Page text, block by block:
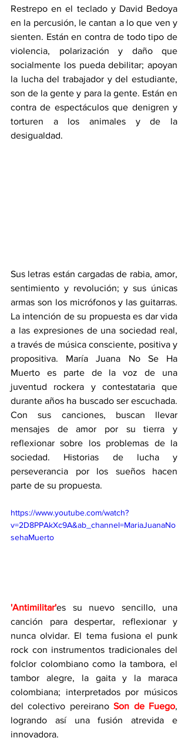
Restrepo en el teclado y David Bedoya
en la percusión, le cantan a lo que ven y
sienten. Están en contra de todo tipo de
violencia, polarización y daño que
socialmente los pueda debilitar; apoyan
la lucha del trabajador y del estudiante,
son de la gente y para la gente. Están en
contra de espectáculos que denigren y
torturen a los animales y de la
desigualdad.
Sus letras están cargadas de rabia, amor,
sentimiento y revolución; y sus únicas
armas son los micrófonos y las guitarras.
La intención de su propuesta es dar vida
a las expresiones de una sociedad real,
a través de música consciente, positiva y
propositiva. María Juana No Se Ha
Muerto es parte de la voz de una
juventud rockera y contestataria que
durante años ha buscado ser escuchada.
Con sus canciones, buscan llevar
mensajes de amor por su tierra y
reflexionar sobre los problemas de la
sociedad. Historias de lucha y
perseverancia por los sueños hacen
parte de su propuesta.
https://www.youtube.com/watch?
v=2D8PPAkXc9A&ab_channel=MariaJuanaNo
sehaMuerto
'Antimilitar'es su nuevo sencillo, una
canción para despertar, reflexionar y
nunca olvidar. El tema fusiona el punk
rock con instrumentos tradicionales del
folclor colombiano como la tambora, el
tambor alegre, la gaita y la maraca
colombiana; interpretados por músicos
del colectivo pereirano Son de Fuego,
logrando así una fusión atrevida e
innovadora.